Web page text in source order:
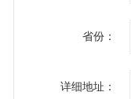
省份：
详细地址：